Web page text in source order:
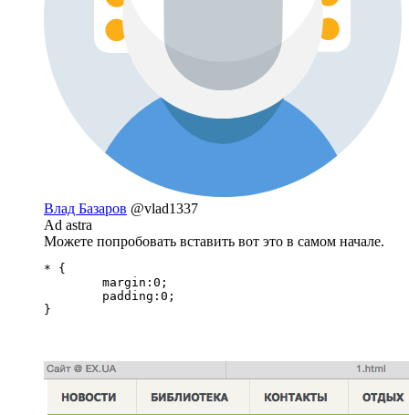
Влад Базаров @vlad1337
Ad astra
Можете попробовать вставить вот это в самом начале.
* {
}